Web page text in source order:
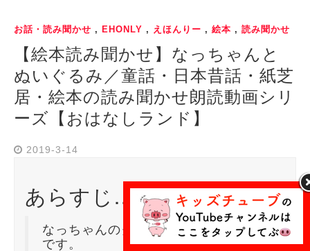
お話・読み聞かせ , EHONLY , えほんりー , 絵本 , 読み聞かせ
【絵本読み聞かせ】なっちゃんと
ぬいぐるみ／童話・日本昔話・紙芝
居・絵本の読み聞かせ朗読動画シリ
ーズ【おはなしランド】
2019-3-14
あらすじ…
なっちゃんのクマのぬいぐるみのお話
です。